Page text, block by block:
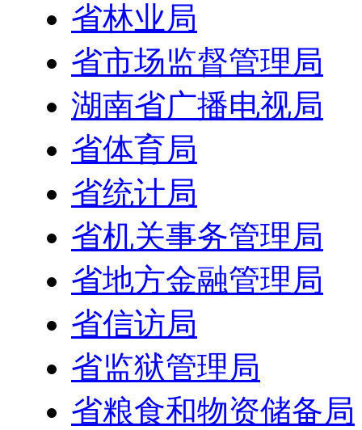
省林业局
省市场监督管理局
湖南省广播电视局
省体育局
省统计局
省机关事务管理局
省地方金融管理局
省信访局
省监狱管理局
省粮食和物资储备局